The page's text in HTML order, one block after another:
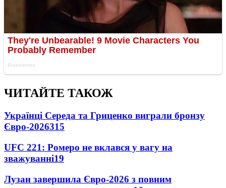
ЧИТАЙТЕ ТАКОЖ
Українці Середа та Гриценко виграли бронзу
Євро-2026315
UFC 221: Ромеро не вклався у вагу на
зважуванні19
Лузан завершила Євро-2026 з повним